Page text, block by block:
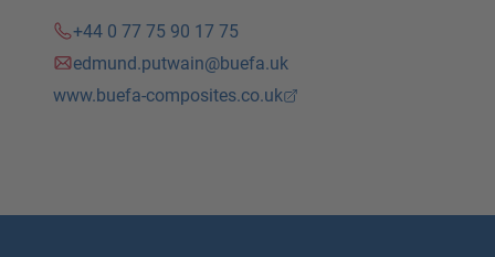
+44 0 77 75 90 17 75
edmund.putwain@buefa.uk
www.buefa-composites.co.uk